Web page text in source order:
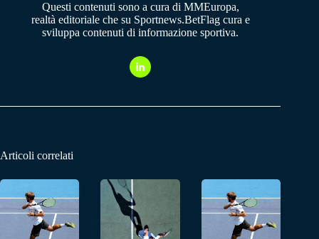
Questi contenuti sono a cura di MMEuropa,
realtà editoriale che su Sportnews.BetFlag cura e
sviluppa contenuti di informazione sportiva.
Articoli correlati